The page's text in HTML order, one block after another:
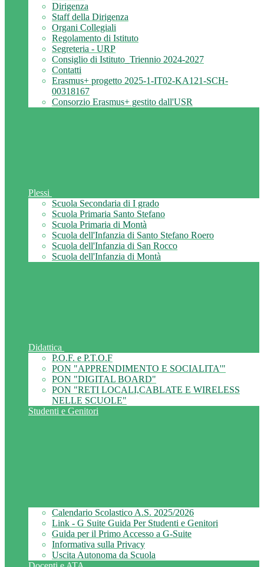
Dirigenza
Staff della Dirigenza
Organi Collegiali
Regolamento di Istituto
Segreteria - URP
Consiglio di Istituto_Triennio 2024-2027
Contatti
Erasmus+ progetto 2025-1-IT02-KA121-SCH-
00318167
Consorzio Erasmus+ gestito dall'USR
Plessi
Scuola Secondaria di I grado
Scuola Primaria Santo Stefano
Scuola Primaria di Montà
Scuola dell'Infanzia di Santo Stefano Roero
Scuola dell'Infanzia di San Rocco
Scuola dell'Infanzia di Montà
Didattica
P.O.F. e P.T.O.F
PON "APPRENDIMENTO E SOCIALITA'"
PON "DIGITAL BOARD"
PON "RETI LOCALI,CABLATE E WIRELESS
NELLE SCUOLE"
Studenti e Genitori
Calendario Scolastico A.S. 2025/2026
Link - G Suite Guida Per Studenti e Genitori
Guida per il Primo Accesso a G-Suite
Informativa sulla Privacy
Uscita Autonoma da Scuola